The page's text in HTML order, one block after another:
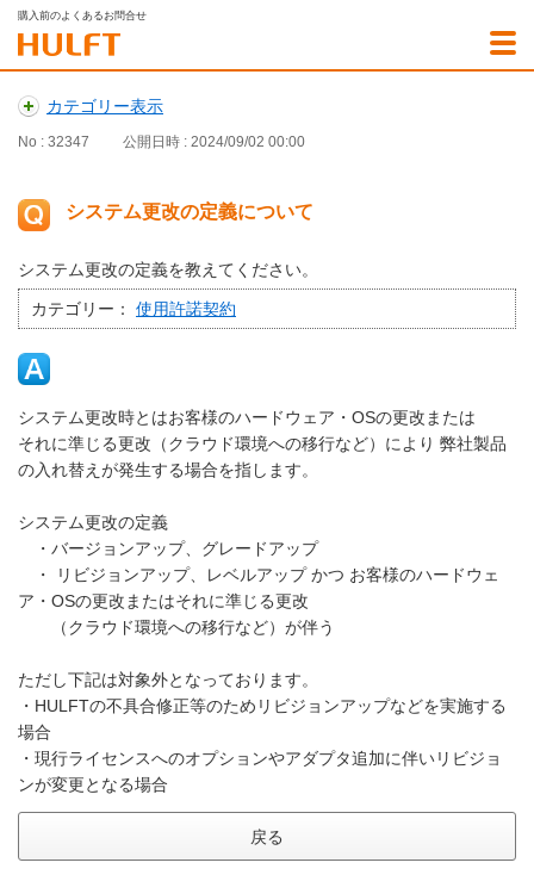
購入前のよくあるお問合せ
カテゴリー表示
No : 32347 公開日時 : 2024/09/02 00:00
システム更改の定義について
システム更改の定義を教えてください。
カテゴリー： 使用許諾契約
システム更改時とはお客様のハードウェア・OSの更改または
それに準じる更改（クラウド環境への移行など）により 弊社製品
の入れ替えが発生する場合を指します。
システム更改の定義
・バージョンアップ、グレードアップ
・ リビジョンアップ、レベルアップ かつ お客様のハードウェ
ア・OSの更改またはそれに準じる更改
（クラウド環境への移行など）が伴う
ただし下記は対象外となっております。
・HULFTの不具合修正等のためリビジョンアップなどを実施する
場合
・現行ライセンスへのオプションやアダプタ追加に伴いリビジョ
ンが変更となる場合
戻る